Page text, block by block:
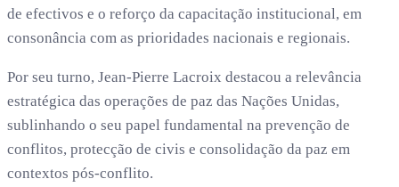
de efectivos e o reforço da capacitação institucional, em
consonância com as prioridades nacionais e regionais.
Por seu turno, Jean-Pierre Lacroix destacou a relevância
estratégica das operações de paz das Nações Unidas,
sublinhando o seu papel fundamental na prevenção de
conflitos, protecção de civis e consolidação da paz em
contextos pós-conflito.